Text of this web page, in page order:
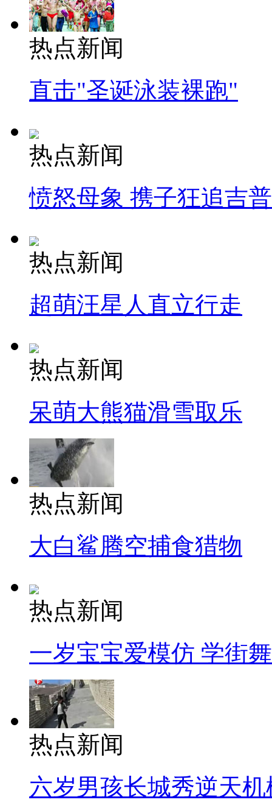
热点新闻
直击"圣诞泳装裸跑"
热点新闻
愤怒母象 携子狂追吉
热点新闻
超萌汪星人直立行走
热点新闻
呆萌大熊猫滑雪取乐
热点新闻
大白鲨腾空捕食猎物
热点新闻
一岁宝宝爱模仿 学街
热点新闻
六岁男孩长城秀逆天机